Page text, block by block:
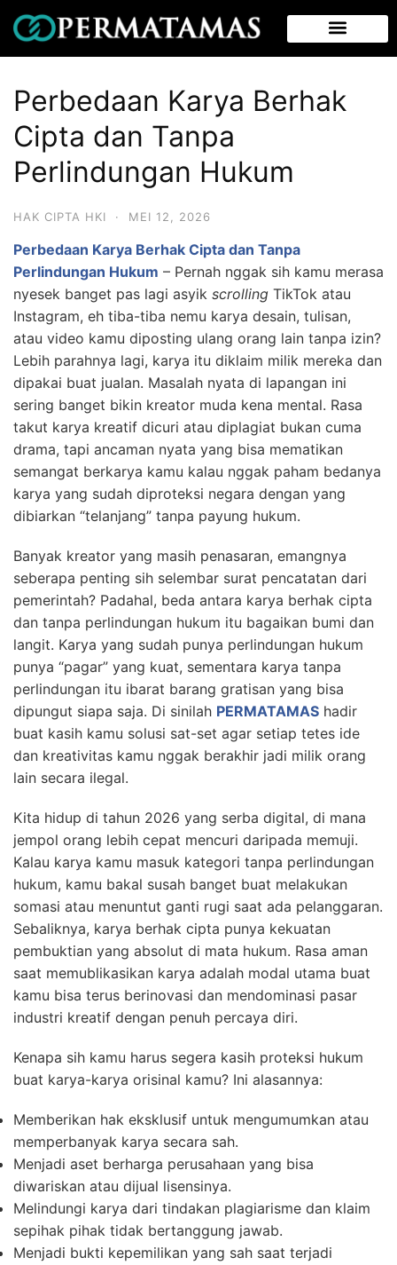
Perbedaan Karya Berhak
Cipta dan Tanpa
Perlindungan Hukum
HAK CIPTA HKI · MEI 12, 2026
Perbedaan Karya Berhak Cipta dan Tanpa
Perlindungan Hukum – Pernah nggak sih kamu merasa
nyesek banget pas lagi asyik scrolling TikTok atau
Instagram, eh tiba-tiba nemu karya desain, tulisan,
atau video kamu diposting ulang orang lain tanpa izin?
Lebih parahnya lagi, karya itu diklaim milik mereka dan
dipakai buat jualan. Masalah nyata di lapangan ini
sering banget bikin kreator muda kena mental. Rasa
takut karya kreatif dicuri atau diplagiat bukan cuma
drama, tapi ancaman nyata yang bisa mematikan
semangat berkarya kamu kalau nggak paham bedanya
karya yang sudah diproteksi negara dengan yang
dibiarkan “telanjang” tanpa payung hukum.
Banyak kreator yang masih penasaran, emangnya
seberapa penting sih selembar surat pencatatan dari
pemerintah? Padahal, beda antara karya berhak cipta
dan tanpa perlindungan hukum itu bagaikan bumi dan
langit. Karya yang sudah punya perlindungan hukum
punya “pagar” yang kuat, sementara karya tanpa
perlindungan itu ibarat barang gratisan yang bisa
dipungut siapa saja. Di sinilah PERMATAMAS hadir
buat kasih kamu solusi sat-set agar setiap tetes ide
dan kreativitas kamu nggak berakhir jadi milik orang
lain secara ilegal.
Kita hidup di tahun 2026 yang serba digital, di mana
jempol orang lebih cepat mencuri daripada memuji.
Kalau karya kamu masuk kategori tanpa perlindungan
hukum, kamu bakal susah banget buat melakukan
somasi atau menuntut ganti rugi saat ada pelanggaran.
Sebaliknya, karya berhak cipta punya kekuatan
pembuktian yang absolut di mata hukum. Rasa aman
saat memublikasikan karya adalah modal utama buat
kamu bisa terus berinovasi dan mendominasi pasar
industri kreatif dengan penuh percaya diri.
Kenapa sih kamu harus segera kasih proteksi hukum
buat karya-karya orisinal kamu? Ini alasannya:
Memberikan hak eksklusif untuk mengumumkan atau
memperbanyak karya secara sah.
Menjadi aset berharga perusahaan yang bisa
diwariskan atau dijual lisensinya.
Melindungi karya dari tindakan plagiarisme dan klaim
sepihak pihak tidak bertanggung jawab.
Menjadi bukti kepemilikan yang sah saat terjadi